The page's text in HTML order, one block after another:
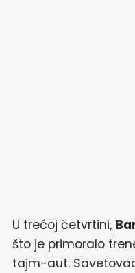
U trećoj četvrtini,
što je primoralo
tajm-aut.